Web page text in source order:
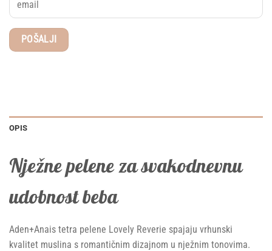
OPIS
Nježne pelene za svakodnevnu
udobnost beba
Aden+Anais tetra pelene Lovely Reverie spajaju vrhunski
kvalitet muslina s romantičnim dizajnom u nježnim tonovima.